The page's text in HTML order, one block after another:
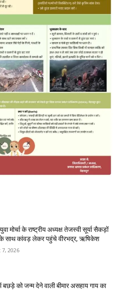
मोर्चा के राष्ट्रीय अध्यक्ष तेजस्वी सूर्या सैकड़ों
साथ कांवड़ लेकर पहुंचे वीरभद्र, ऋषिकेश
7, 2026
बछड़े को जन्म देने वाली बीमार असहाय गाय का